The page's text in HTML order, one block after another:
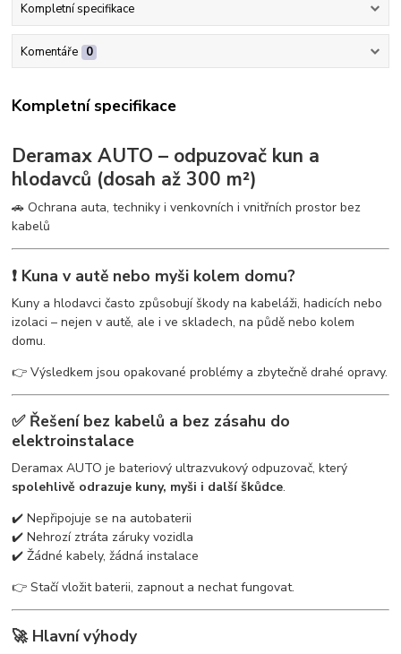
Kompletní specifikace
Komentáře 0
Kompletní specifikace
Deramax AUTO – odpuzovač kun a
hlodavců (dosah až 300 m²)
🚗 Ochrana auta, techniky i venkovních i vnitřních prostor bez
kabelů
❗ Kuna v autě nebo myši kolem domu?
Kuny a hlodavci často způsobují škody na kabeláži, hadicích nebo
izolaci – nejen v autě, ale i ve skladech, na půdě nebo kolem
domu.
👉 Výsledkem jsou opakované problémy a zbytečně drahé opravy.
✅ Řešení bez kabelů a bez zásahu do
elektroinstalace
Deramax AUTO je bateriový ultrazvukový odpuzovač, který
spolehlivě odrazuje kuny, myši i další škůdce.
✔️ Nepřipojuje se na autobaterii
✔️ Nehrozí ztráta záruky vozidla
✔️ Žádné kabely, žádná instalace
👉 Stačí vložit baterii, zapnout a nechat fungovat.
🚀 Hlavní výhody